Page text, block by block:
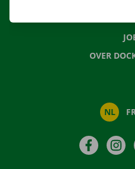
OVER
NL
Facebook